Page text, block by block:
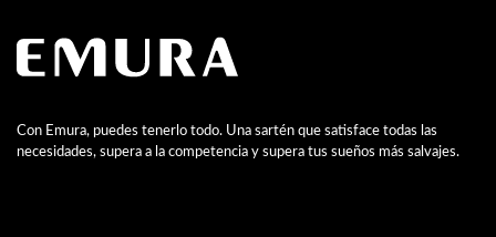
Con Emura, puedes tenerlo todo. Una sartén que satisface todas las
necesidades, supera a la competencia y supera tus sueños más salvajes.